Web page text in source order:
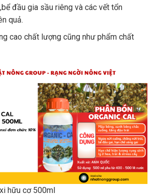
đầu gia sầu riêng và các vết tổn
quả.
cao chất lượng cũng như phẩm chất
hữu cơ 500ml